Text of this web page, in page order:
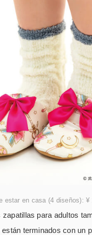
estar en casa (4 diseños): ¥
zapatillas para adultos
terminados con un